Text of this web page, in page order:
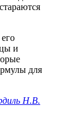
и
для
Н.В.